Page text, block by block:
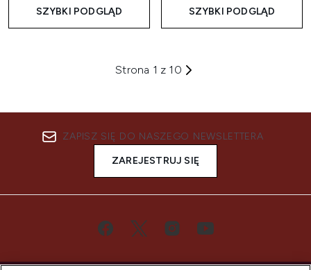
SZYBKI PODGLĄD SZYBKI PODGLĄD
Strona 1 z 10
ZAPISZ SIĘ DO NASZEGO NEWSLETTERA
ZAREJESTRUJ SIĘ